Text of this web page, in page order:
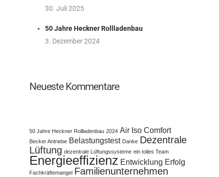
30. Juli 2025
50 Jahre Heckner Rollladenbau
3. Dezember 2024
Neueste Kommentare
50 Jahre Heckner Rollladenbau 2024 Air Iso Comfort
Becker Antriebe Belastungstest Danke Dezentrale
Lüftung dezentrale Lüftungssysteme ein tolles Team
Energieeffizienz Entwicklung Erfolg
Fachkräftemangel Familienunternehmen